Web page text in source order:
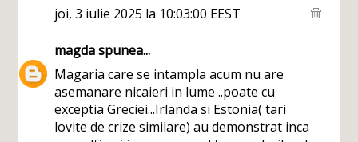
joi, 3 iulie 2025 la 10:03:00 EEST
magdaspunea...
Magaria care se intampla acum nu are
asemanare nicaieri in lume ..poate cu
exceptia Greciei...Irlanda si Estonia( tari
lovite de crize similare) au demonstrat inca